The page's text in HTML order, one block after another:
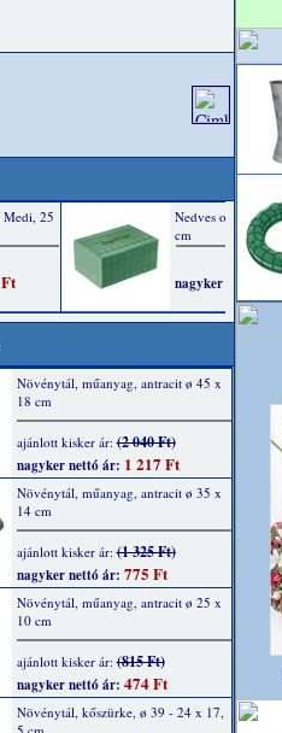
Növénytál, műanyag, antracit ø 45 x
18 cm
ajánlott kisker ár:(2 040 Ft)
nagyker nettó ár: 1 217 Ft
Növénytál, műanyag, antracit ø 35 x
14 cm
ajánlott kisker ár:(1 325 Ft)
nagyker nettó ár: 775 Ft
Növénytál, műanyag, antracit ø 25 x
10 cm
ajánlott kisker ár:(815 Ft)
nagyker nettó ár: 474 Ft
Növénytál, kőszürke, ø 39 - 24 x 17,